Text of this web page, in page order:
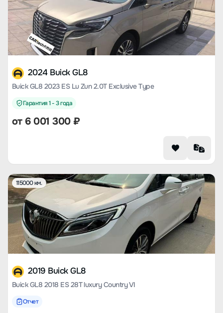
2024 Buick GL8
Buick GL8 2023 ES Lu Zun 2.0T Exclusive Type
Гарантия 1 - 3 года
от 6 001 300₽
115000 км.
2019 Buick GL8
Buick GL8 2018 ES 28T luxury Country VI
Отчет